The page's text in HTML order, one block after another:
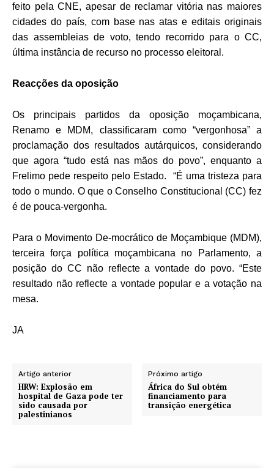
feito pela CNE, apesar de reclamar vitória nas maiores
cidades do país, com base nas atas e editais originais
das assembleias de voto, tendo recorrido para o CC,
última instância de recurso no processo eleitoral.
Reacções da oposição
Os principais partidos da oposição moçambicana,
Renamo e MDM, classificaram como “vergonhosa” a
proclamação dos resultados autárquicos, considerando
que agora “tudo está nas mãos do povo”, enquanto a
Frelimo pede respeito pelo Estado. “É uma tristeza para
todo o mundo. O que o Conselho Constitucional (CC) fez
é de pouca-vergonha.
Para o Movimento De-mocrático de Moçambique (MDM),
terceira força política moçambicana no Parlamento, a
posição do CC não reflecte a vontade do povo. “Este
resultado não reflecte a vontade popular e a votação na
mesa.
JA
Artigo anterior
HRW: Explosão em
hospital de Gaza pode ter
sido causada por
palestinianos
Próximo artigo
África do Sul obtém
financiamento para
transição energética